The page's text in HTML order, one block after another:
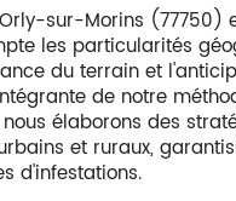
sur-Morins (77750)
les particularités
du terrain et
de notre
élaborons des
et ruraux,
d'infestations.